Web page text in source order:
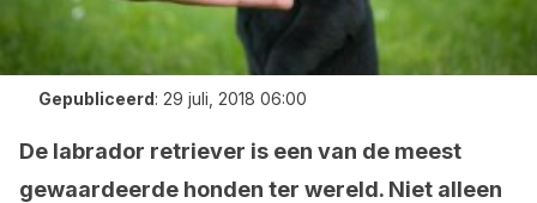
Gepubliceerd: 29 juli, 2018 06:00
De labrador retriever is een van de meest
gewaardeerde honden ter wereld. Niet alleen